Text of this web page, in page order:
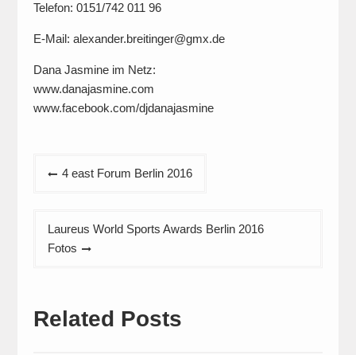
Telefon: 0151/742 011 96
E-Mail: alexander.breitinger@gmx.de
Dana Jasmine im Netz:
www.danajasmine.com
www.facebook.com/djdanajasmine
Beitragsnavigation
4 east Forum Berlin 2016
Laureus World Sports Awards Berlin 2016
Fotos
Related Posts